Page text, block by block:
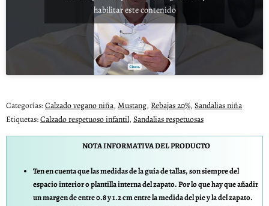
habilitar este contenido
Categorías:Calzado vegano niña, Mustang, Rebajas 20%, Sandalias niña
Etiquetas:Calzado respetuoso infantil, Sandalias respetuosas
NOTA INFORMATIVA DEL PRODUCTO
Ten en cuenta que las medidas de la guía de tallas, son siempre del
espacio interior o plantilla interna del zapato. Por lo que hay que añadir
un margen de entre 0.8 y 1.2 cm entre la medida del pie y la del zapato.